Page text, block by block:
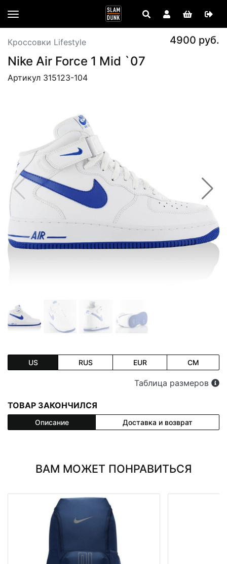
Кроссовки Lifestyle 4900 руб.
Nike Air Force 1 Mid `07
Артикул 315123-104
US RUS EUR CM
Таблица размеров
ТОВАР ЗАКОНЧИЛСЯ
Описание Доставка и возврат
ВАМ МОЖЕТ ПОНРАВИТЬСЯ